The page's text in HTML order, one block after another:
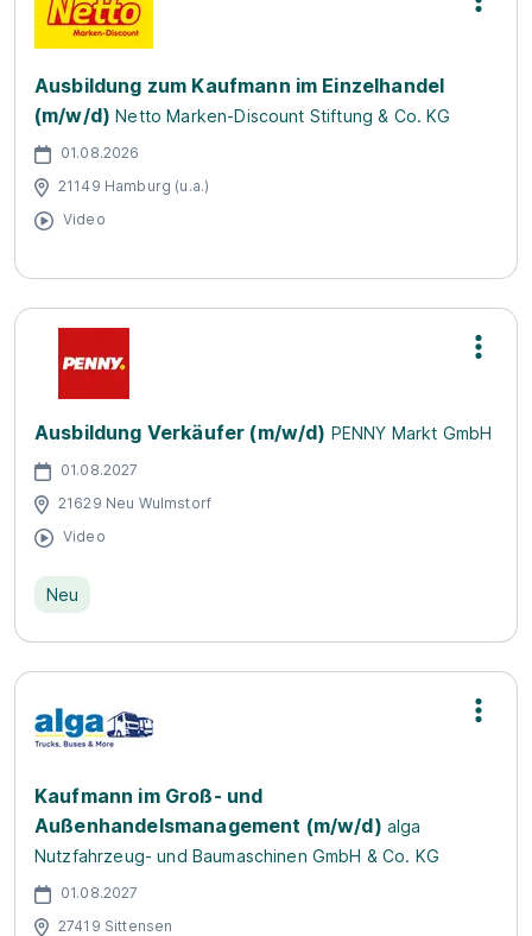
Ausbildung zum Kaufmann im Einzelhandel
(m/w/d) Netto Marken-Discount Stiftung & Co. KG
01.08.2026
21149 Hamburg (u.a.)
Video
Ausbildung Verkäufer (m/w/d) PENNY Markt GmbH
01.08.2027
21629 Neu Wulmstorf
Video
Neu
Kaufmann im Groß- und
Außenhandelsmanagement (m/w/d) alga
Nutzfahrzeug- und Baumaschinen GmbH & Co. KG
01.08.2027
27419 Sittensen